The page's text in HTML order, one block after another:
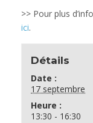
>> Pour plus
ici.
Détails
Date :
17 septembre
Heure :
13:30 - 16:30